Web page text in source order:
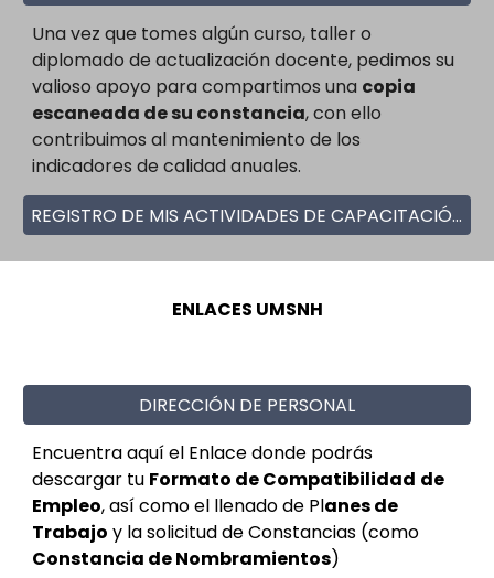
Una vez que tomes algún curso, taller o
diplomado de actualización docente, pedimos su
valioso apoyo para compartimos una copia
escaneada de su constancia, con ello
contribuimos al mantenimiento de los
indicadores de calidad anuales.
REGISTRO DE MIS ACTIVIDADES DE CAPACITACIÓN Y FORMACIÓN DOCENTE
ENLACES UMSNH
DIRECCIÓN DE PERSONAL
Encuentra aquí el Enlace donde podrás
descargar tu Formato de Compatibilidad de
Empleo, así como el llenado de Planes de
Trabajo y la solicitud de Constancias (como
Constancia de Nombramientos)